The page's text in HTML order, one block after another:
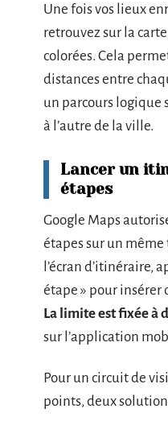
Une fois vos lieux
retrouvez sur la
colorées. Cela
distances entre
un parcours logique
à l’autre de la ville.
Lancer un
étapes
Google Maps
étapes sur un
l’écran d’itinéraire,
étape » pour insérer
La limite est fixée à
sur l’application
Pour un circuit de
points, deux